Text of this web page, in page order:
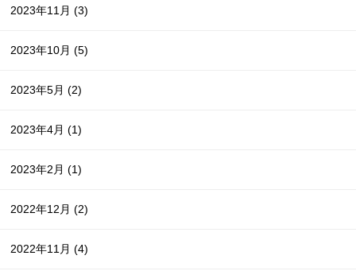
2023年11月(3)
2023年10月(5)
2023年5月(2)
2023年4月(1)
2023年2月(1)
2022年12月(2)
2022年11月(4)